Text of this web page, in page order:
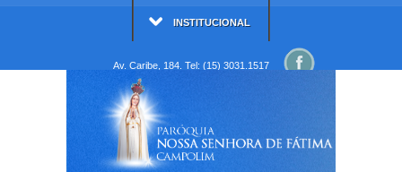
INSTITUCIONAL
Av. Caribe, 184. Tel: (15) 3031.1517